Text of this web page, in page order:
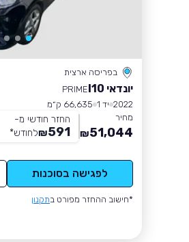
בפריסה ארצית
יונדאי I10
PRIME
2022 יד 1
66,635 ק״מ
מחיר
51,044
₪
החזר חודשי מ-
591
₪לחודש*
לפגישה בסוכנות
*חישוב ההחזר מפורט בתקנון